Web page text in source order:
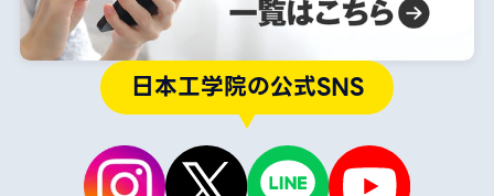
日本工学院の公式SNS